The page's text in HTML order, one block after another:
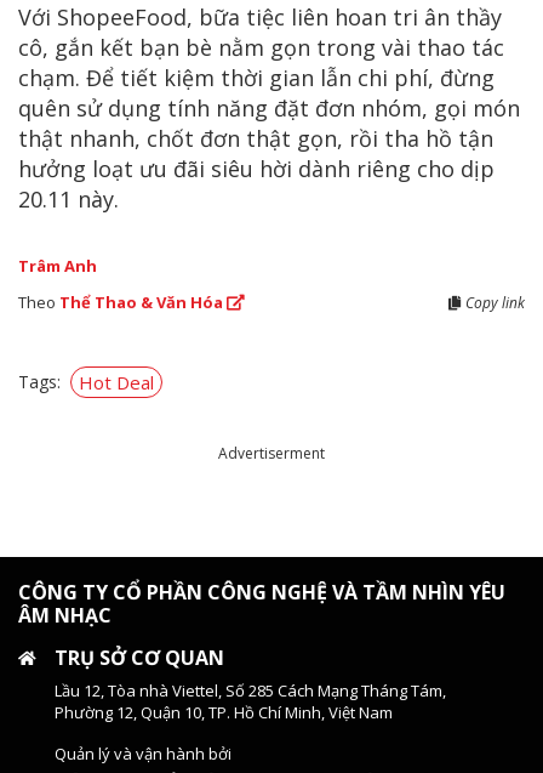
Với ShopeeFood, bữa tiệc liên hoan tri ân thầy
cô, gắn kết bạn bè nằm gọn trong vài thao tác
chạm. Để tiết kiệm thời gian lẫn chi phí, đừng
quên sử dụng tính năng đặt đơn nhóm, gọi món
thật nhanh, chốt đơn thật gọn, rồi tha hồ tận
hưởng loạt ưu đãi siêu hời dành riêng cho dịp
20.11 này.
Trâm Anh
Theo Thể Thao & Văn Hóa Copy link
Tags: Hot Deal
Advertiserment
CÔNG TY CỔ PHẦN CÔNG NGHỆ VÀ TẦM NHÌN YÊU
ÂM NHẠC
TRỤ SỞ CƠ QUAN
Lầu 12, Tòa nhà Viettel, Số 285 Cách Mạng Tháng Tám,
Phường 12, Quận 10, TP. Hồ Chí Minh, Việt Nam
Quản lý và vận hành bởi